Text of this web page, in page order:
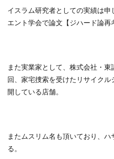
イスラム研究者としての実績は
エント学会で論文【ジハード論再
また実業家として、株式会社・
回、家宅捜索を受けたリサイク
開している店舗。
またムスリム名も頂いており、
る。